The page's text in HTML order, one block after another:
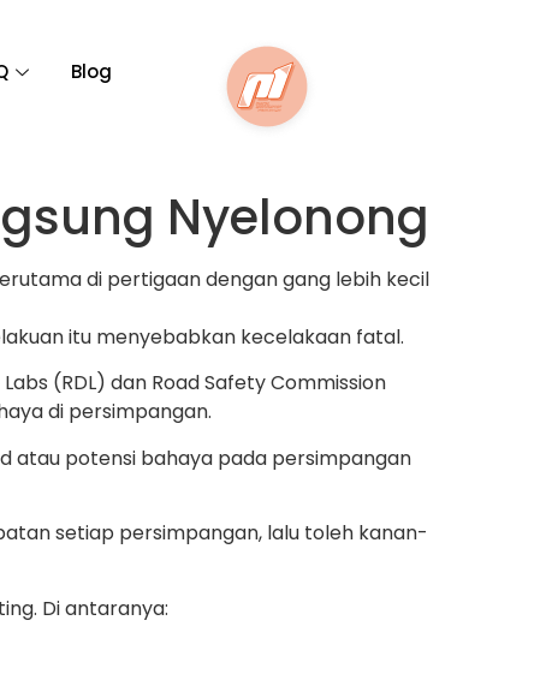
Blog
Nyelonong
di pertigaan dengan gang lebih kecil
itu menyebabkan kecelakaan fatal.
(RDL) dan Road Safety Commission
di persimpangan.
atau potensi bahaya pada persimpangan
setiap persimpangan, lalu toleh kanan-
Di antaranya: